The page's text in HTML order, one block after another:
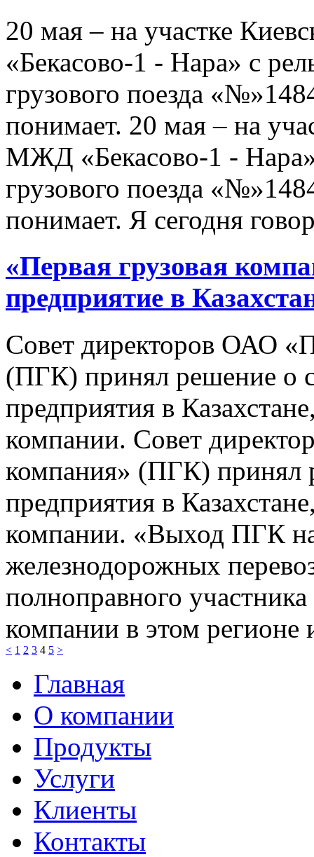
20 мая – на участке
«Бекасово-1 - Нара» с
грузового поезда
понимает. 20 мая – на
МЖД «Бекасово-1 - Нара»
грузового поезда
понимает. Я сегодня
«Первая грузовая
предприятие в
Совет директоров ОАО
(ПГК) принял решение о
предприятия в
компании. Совет
компания» (ПГК) принял
предприятия в
компании. «Выход ПГК
железнодорожных
полноправного
компании в этом регионе
< 1 2 3 4 5 >
Главная
О компании
Продукты
Услуги
Клиенты
Контакты